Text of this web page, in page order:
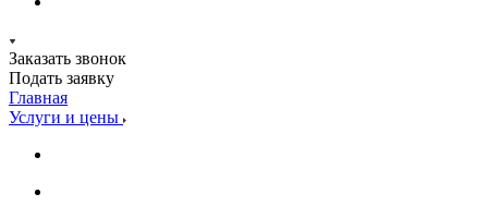
Заказать звонок
Подать заявку
Главная
Услуги и цены